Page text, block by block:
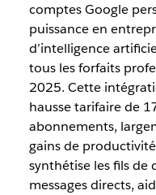
comptes Google
puissance en
d’intelligence
tous les forfaits
2025. Cette
hausse tarifaire de
abonnements,
gains de
synthétise les fils de
messages directs,